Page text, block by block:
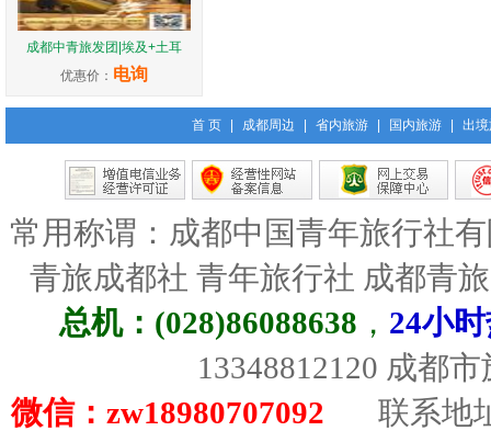
成都中青旅发团|埃及+土耳
优惠价： 电询
首 页 成都周边 省内旅游 国内旅游 出
常用称谓：成都中国青年旅行社
青旅成都社 青年旅行社 成都青
总机：(028)86088638 ， 24小
13348812120 成都
微信：zw18980707092
联系地